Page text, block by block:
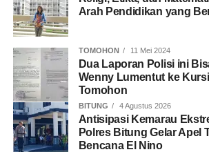
Arah Pendidikan yang
TOMOHON 11 Mei 2024
Dua Laporan Polisi ini
Wenny Lumentut ke
Tomohon
BITUNG 4 Agustus 2026
Antisipasi Kemarau
Polres Bitung Gelar Apel
Bencana El Nino